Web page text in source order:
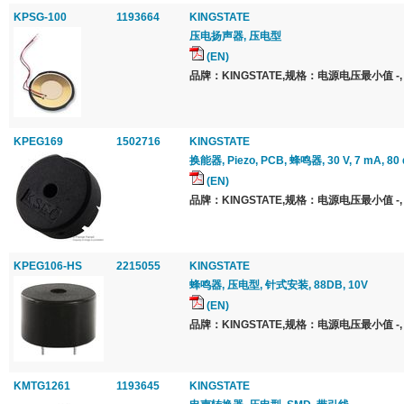
KPSG-100 1193664
KINGSTATE
压电扬声器, 压电型
(EN)
品牌：KINGSTATE,规格：电源电压最小值 -,
KPEG169 1502716
KINGSTATE
换能器, Piezo, PCB, 蜂鸣器, 30 V, 7 mA, 80
(EN)
品牌：KINGSTATE,规格：电源电压最小值 -,
KPEG106-HS 2215055
KINGSTATE
蜂鸣器, 压电型, 针式安装, 88DB, 10V
(EN)
品牌：KINGSTATE,规格：电源电压最小值 -,
KMTG1261 1193645
KINGSTATE